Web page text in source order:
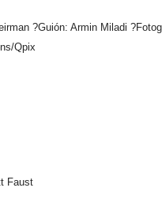
?Guión: Armin Miladi
Qpix
Faust